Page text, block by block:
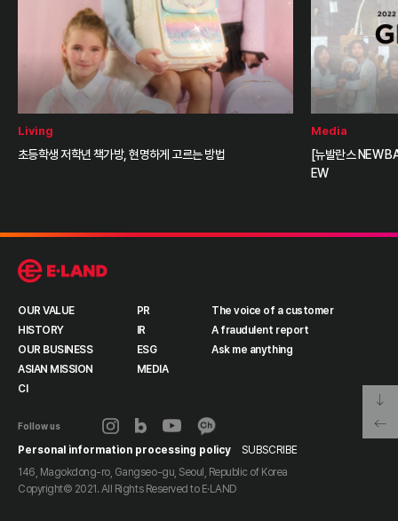
Living
초등학생 저학년 책가방, 현명하게 고르는 방법
Media
[뉴발란스 NEW
EW
OUR VALUE
HISTORY
OUR BUSINESS
ASIAN MISSION
CI
PR
IR
ESG
MEDIA
The voice of a customer
A fraudulent report
Ask me anything
Follow us
Personal information processing policy
SUBSCRIBE
146, Magokdong-ro, Gangseo-gu, Seoul, Republic of Korea
Copyright© 2021. All Rights Reserved to E·LAND